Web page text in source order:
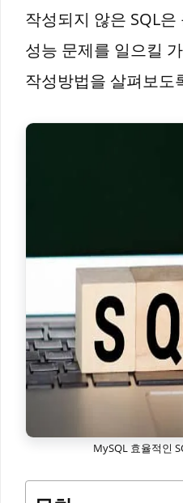
작성되지 않은 SQL
성능 문제를 일으킬
작성방법을 살펴보도
MySQL 효율적인